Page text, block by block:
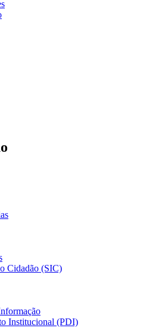
Cidadão (SIC)
Institucional (PDI)